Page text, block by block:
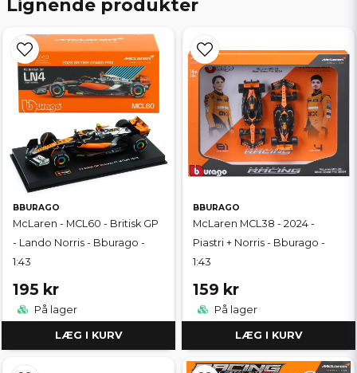
Lignende produkter
BBURAGO
McLaren - MCL60 - Britisk GP
- Lando Norris - Bburago -
1:43
195 kr
På lager
LÆG I KURV
BBURAGO
McLaren MCL38 - 2024 -
Piastri + Norris - Bburago -
1:43
159 kr
På lager
LÆG I KURV